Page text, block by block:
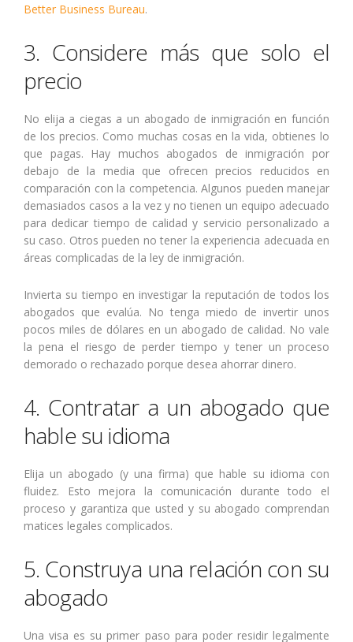
Better Business Bureau.
3. Considere más que solo el
precio
No elija a ciegas a un abogado de inmigración en función
de los precios. Como muchas cosas en la vida, obtienes lo
que pagas. Hay muchos abogados de inmigración por
debajo de la media que ofrecen precios reducidos en
comparación con la competencia. Algunos pueden manejar
demasiados casos a la vez y no tienen un equipo adecuado
para dedicar tiempo de calidad y servicio personalizado a
su caso. Otros pueden no tener la experiencia adecuada en
áreas complicadas de la ley de inmigración.
Invierta su tiempo en investigar la reputación de todos los
abogados que evalúa. No tenga miedo de invertir unos
pocos miles de dólares en un abogado de calidad. No vale
la pena el riesgo de perder tiempo y tener un proceso
demorado o rechazado porque desea ahorrar dinero.
4. Contratar a un abogado que
hable su idioma
Elija un abogado (y una firma) que hable su idioma con
fluidez. Esto mejora la comunicación durante todo el
proceso y garantiza que usted y su abogado comprendan
matices legales complicados.
5. Construya una relación con su
abogado
Una visa es su primer paso para poder residir legalmente